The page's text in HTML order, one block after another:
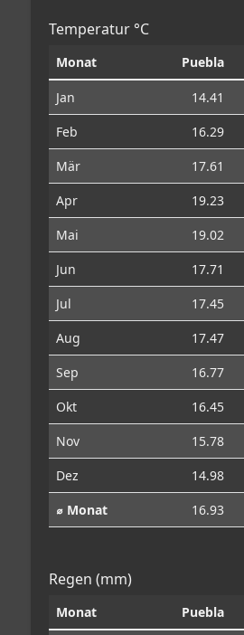
Temperatur °C
Monat Puebla
Jan 14.41
Feb
16.29
Mär
17.61
Apr
19.23
Mai
19.02
Jun
17.71
Jul
17.45
Aug
17.47
Sep
16.77
Okt
16.45
Nov
15.78
Dez
14.98
⌀ Monat
16.93
Regen (mm)
Monat Puebla